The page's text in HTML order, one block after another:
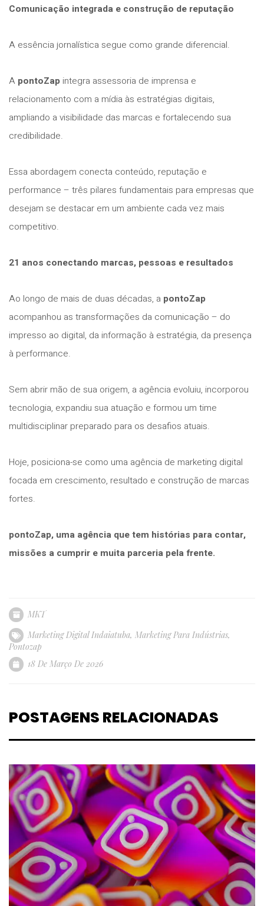
Comunicação integrada e construção de reputação
A essência jornalística segue como grande diferencial.
A pontoZap integra assessoria de imprensa e
relacionamento com a mídia às estratégias digitais,
ampliando a visibilidade das marcas e fortalecendo sua
credibilidade.
Essa abordagem conecta conteúdo, reputação e
performance – três pilares fundamentais para empresas que
desejam se destacar em um ambiente cada vez mais
competitivo.
21 anos conectando marcas, pessoas e resultados
Ao longo de mais de duas décadas, a pontoZap
acompanhou as transformações da comunicação – do
impresso ao digital, da informação à estratégia, da presença
à performance.
Sem abrir mão de sua origem, a agência evoluiu, incorporou
tecnologia, expandiu sua atuação e formou um time
multidisciplinar preparado para os desafios atuais.
Hoje, posiciona-se como uma agência de marketing digital
focada em crescimento, resultado e construção de marcas
fortes.
pontoZap, uma agência que tem histórias para contar,
missões a cumprir e muita parceria pela frente.
MKT
Marketing Digital Indaiatuba, Marketing Para Indústrias,
Pontozap
18 De Março De 2026
POSTAGENS RELACIONADAS